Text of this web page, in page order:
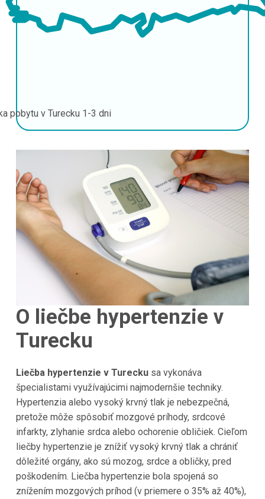
pobytu v Turecku 1-3 dni
O liečbe hypertenzie v
Turecku
Liečba hypertenzie v Tureckusa vykonáva
špecialistami využívajúcimi najmodernšie techniky.
Hypertenzia alebo vysoký krvný tlak je nebezpečná,
pretože môže spôsobiť mozgové príhody, srdcové
infarkty, zlyhanie srdca alebo ochorenie obličiek. Cieľom
liečby hypertenzie je znížiť vysoký krvný tlak a chrániť
dôležité orgány, ako sú mozog, srdce a obličky, pred
poškodením. Liečba hypertenzie bola spojená so
znížením mozgových príhod (v priemere o 35% až 40%),